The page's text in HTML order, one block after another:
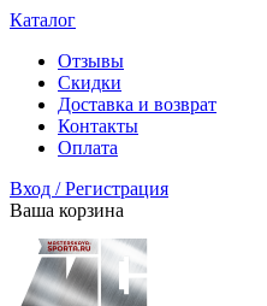
Каталог
Отзывы
Скидки
Доставка и возврат
Контакты
Оплата
Вход / Регистрация
Ваша корзина